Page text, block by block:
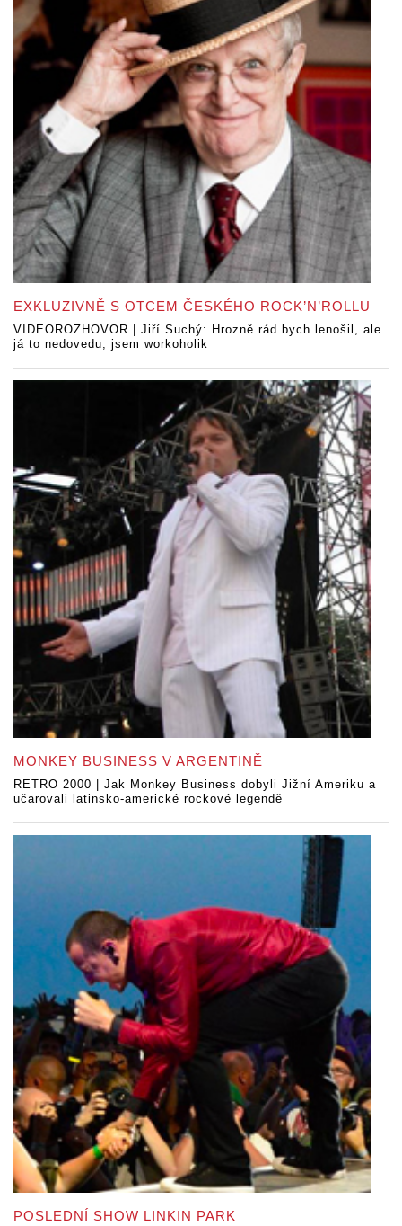
EXKLUZIVNĚ S OTCEM ČESKÉHO ROCK’N’ROLLU
VIDEOROZHOVOR | Jiří Suchý: Hrozně rád bych lenošil, ale
já to nedovedu, jsem workoholik
MONKEY BUSINESS V ARGENTINĚ
RETRO 2000 | Jak Monkey Business dobyli Jižní Ameriku a
učarovali latinsko-americké rockové legendě
POSLEDNÍ SHOW LINKIN PARK